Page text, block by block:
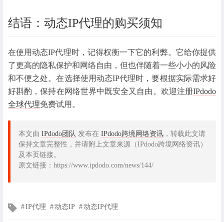
结语：动态IP代理的购买须知
在使用动态IP代理时，记得权衡一下它的利弊。它给你提供
了更高的隐私保护和网络自由，但也伴随着一些小小的风险
和不便之处。在选择使用动态IP代理时，要根据实际需求好
好斟酌，保持在网络世界中既安全又自由。欢迎注册IPdodo
全球代理免费试用。
本文由 IPdodo团队 发布在 IPdodo跨境网络资讯 ，转载此文请
保持文章完整性，并请附上文章来源（IPdodo跨境网络资讯）
及本页链接。
原文链接：https://www.ipdodo.com/news/144/
文IP代理 动态IP 动态IP代理